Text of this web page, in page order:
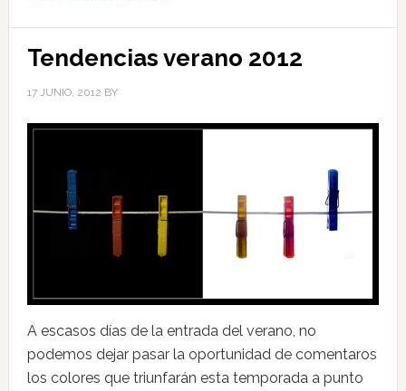
Tendencias verano 2012
17 JUNIO, 2012 BY
A escasos días de la entrada del verano, no
podemos dejar pasar la oportunidad de comentaros
los colores que triunfarán esta temporada a punto